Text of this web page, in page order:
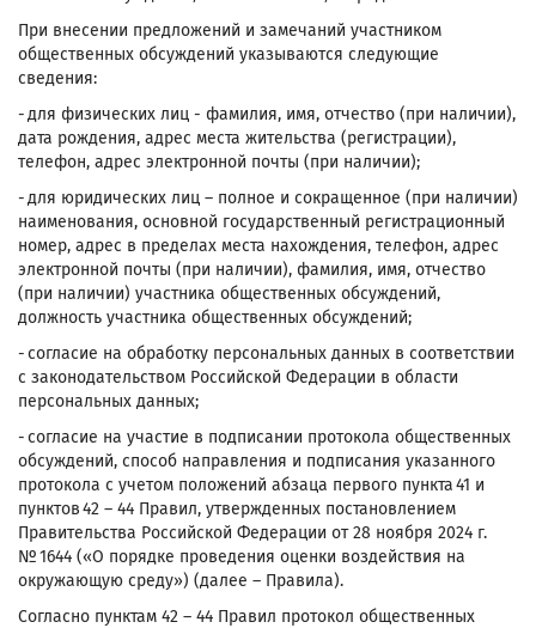
При внесении предложений и замечаний участником
общественных обсуждений указываются следующие
сведения:
- для физических лиц - фамилия, имя, отчество (при наличии),
дата рождения, адрес места жительства (регистрации),
телефон, адрес электронной почты (при наличии);
- для юридических лиц – полное и сокращенное (при наличии)
наименования, основной государственный регистрационный
номер, адрес в пределах места нахождения, телефон, адрес
электронной почты (при наличии), фамилия, имя, отчество
(при наличии) участника общественных обсуждений,
должность участника общественных обсуждений;
- согласие на обработку персональных данных в соответствии
с законодательством Российской Федерации в области
персональных данных;
- согласие на участие в подписании протокола общественных
обсуждений, способ направления и подписания указанного
протокола с учетом положений абзаца первого пункта 41 и
пунктов 42 – 44 Правил, утвержденных постановлением
Правительства Российской Федерации от 28 ноября 2024 г.
№ 1644 («О порядке проведения оценки воздействия на
окружающую среду») (далее – Правила).
Согласно пунктам 42 – 44 Правил протокол общественных